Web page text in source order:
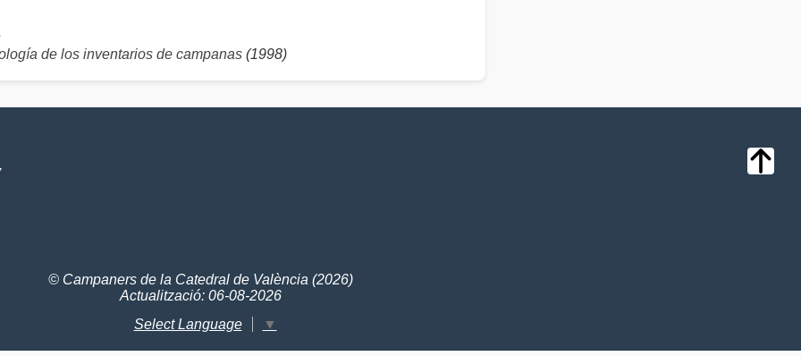
de los inventarios de campanas (1998)
© Campaners de la Catedral de València (2026)
Actualització: 06-08-2026
Select Language
▼